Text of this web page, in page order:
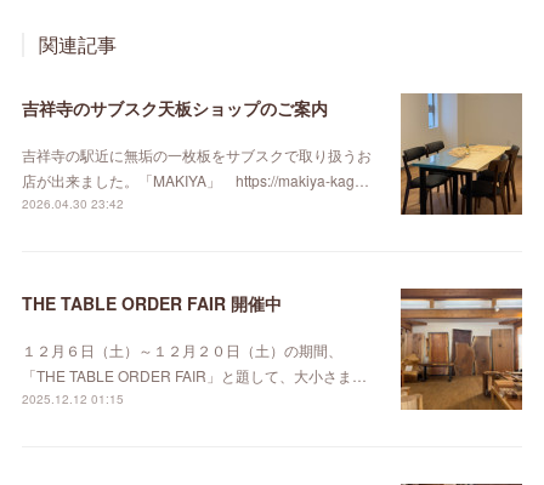
関連記事
吉祥寺のサブスク天板ショップのご案内
吉祥寺の駅近に無垢の一枚板をサブスクで取り扱うお
店が出来ました。「MAKIYA」 https://makiya-kag…
2026.04.30 23:42
THE TABLE ORDER FAIR 開催中
１２月６日（土）～１２月２０日（土）の期間、
「THE TABLE ORDER FAIR」と題して、大小さま…
2025.12.12 01:15